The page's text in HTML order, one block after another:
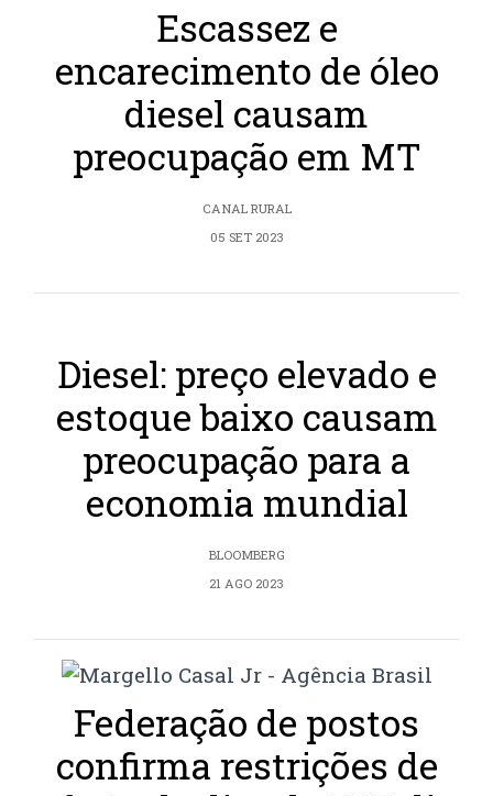
Escassez e
encarecimento de óleo
diesel causam
preocupação em MT
CANAL RURAL
05 SET 2023
Diesel: preço elevado e
estoque baixo causam
preocupação para a
economia mundial
BLOOMBERG
21 AGO 2023
Federação de postos
confirma restrições de